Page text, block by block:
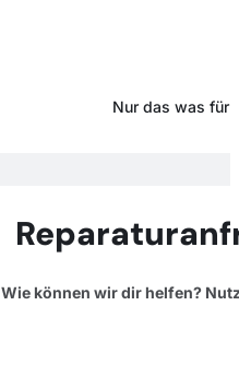
Nur das was für
Wie können wir dir helfen?